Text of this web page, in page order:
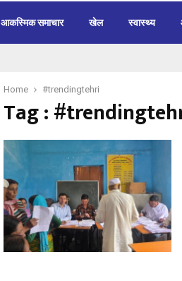
आकस्मिक समाचार खेल स्वास्थ्य
Home #trendingtehri
Tag :